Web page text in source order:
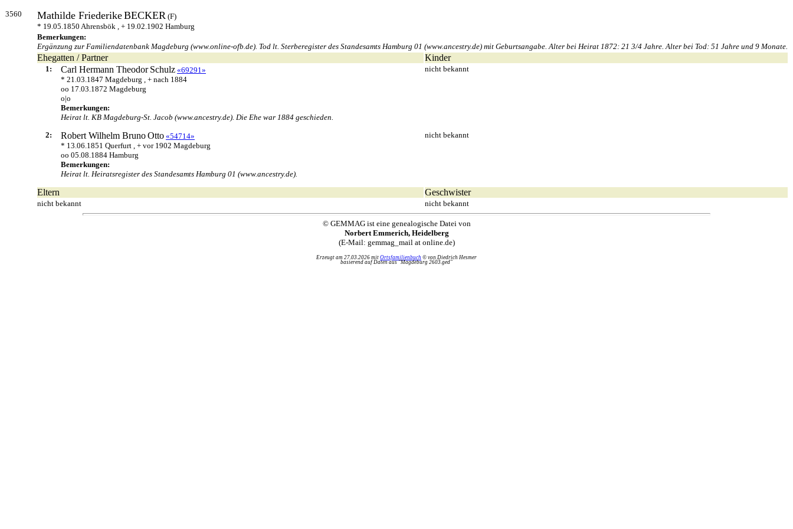
3560 Mathilde FriederikeBECKER (F)
* 19.05.1850 Ahrensbök , + 19.02.1902 Hamburg
Bemerkungen:
Ergänzung zur Familiendatenbank Magdeburg (www.online-ofb.de). Tod lt. Sterberegister des Standesamts Hamburg 01 (www.ancestry.de) mit Geburtsangabe. Alter bei Heirat 1872: 21 3/4 Jahre. Alter bei Tod: 51 Jahre und 9 Monate.
Ehegatten / Partner Kinder
1: Carl Hermann Theodor Schulz «69291»
* 21.03.1847 Magdeburg , + nach 1884
oo 17.03.1872 Magdeburg
o|o
Bemerkungen:
Heirat lt. KB Magdeburg-St. Jacob (www.ancestry.de). Die Ehe war 1884 geschieden.
nicht bekannt
2: Robert Wilhelm BrunoOtto «54714»
* 13.06.1851 Querfurt , + vor 1902 Magdeburg
oo 05.08.1884 Hamburg
Bemerkungen:
Heirat lt. Heiratsregister des Standesamts Hamburg 01 (www.ancestry.de).
nicht bekannt
Eltern Geschwister
nicht bekannt nicht bekannt
© GEMMAG ist eine genealogische Datei von
Norbert Emmerich, Heidelberg
(E-Mail: gemmag_mail at online.de)
Erzeugt am 27.03.2026 mit Ortsfamilienbuch © von Diedrich Hesmer
basierend auf Daten aus "Magdeburg 2603.ged"